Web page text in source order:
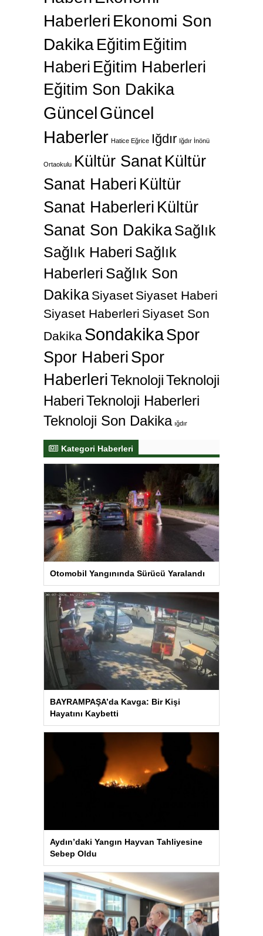
Haberleri Ekonomi Son
Dakika Eğitim Eğitim
Haberi Eğitim Haberleri
Eğitim Son Dakika
GüncelGüncel
Haberler Hatice Eğrice Iğdır Iğdır İnönü
Ortaokulu Kültür SanatKültür
Sanat Haberi Kültür
Sanat Haberleri Kültür
Sanat Son DakikaSağlık
Sağlık Haberi Sağlık
Haberleri Sağlık Son
Dakika Siyaset Siyaset Haberi
Siyaset Haberleri Siyaset Son
Dakika SondakikaSpor
Spor Haberi Spor
HaberleriTeknolojiTeknoloji
HaberiTeknoloji Haberleri
Teknoloji Son Dakika ığdır
Kategori Haberleri
Otomobil Yangınında Sürücü Yaralandı
BAYRAMPAŞA’da Kavga: Bir Kişi
Hayatını Kaybetti
Aydın’daki Yangın Hayvan Tahliyesine
Sebep Oldu